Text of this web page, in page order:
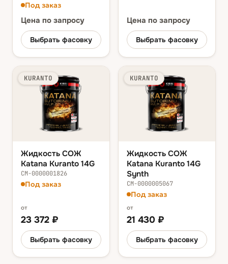
Под заказ
Цена по запросу
Выбрать фасовку
Цена по запросу
Выбрать фасовку
KURANTO
Жидкость СОЖ
Katana Kuranto 14G
СМ-0000001826
Под заказ
от
23 372 ₽
Выбрать фасовку
KURANTO
Жидкость СОЖ
Katana Kuranto 14G
Synth
СМ-0000005067
Под заказ
от
21 430 ₽
Выбрать фасовку